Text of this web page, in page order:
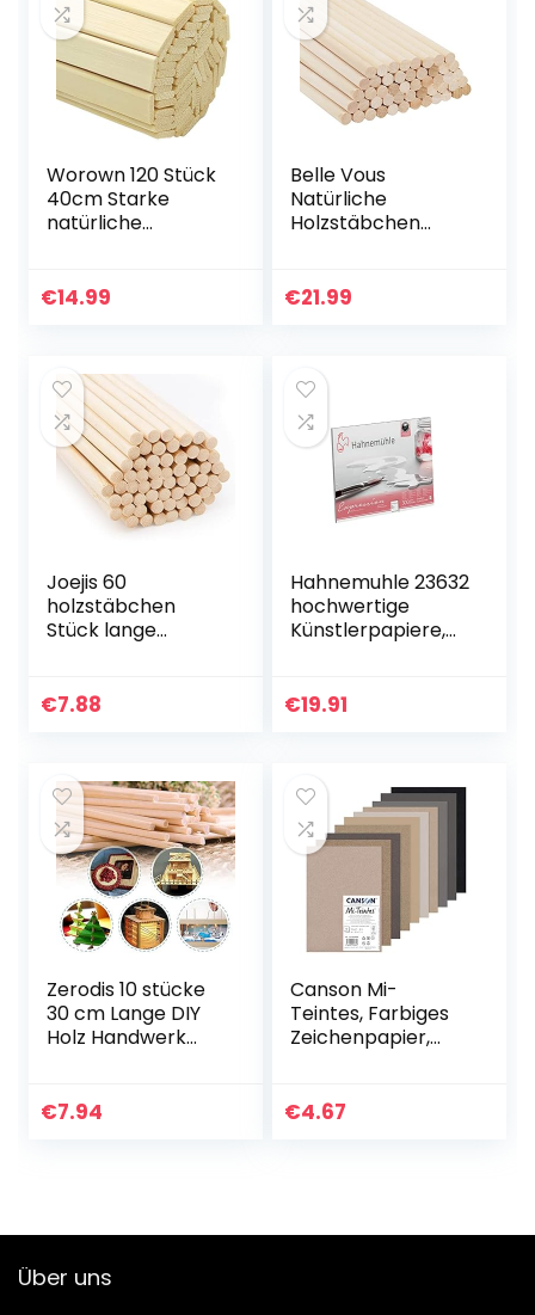
Worown 120 Stück
40cm Starke
natürliche
Extra lange
€14.99
Belle Vous
Natürliche
Holzstäbchen
Unbearbeitetes
€21.99
Joejis 60
holzstäbchen
Stück lange
Bambusholz
Bastelbedarf (6
mm…
€7.88
Hahnemuhle 23632
hochwertige
Künstlerpapiere,
€19.91
Zerodis 10 stücke
30 cm Lange DIY
Holz Handwerk
Bambusstäbe zum
€7.94
Canson Mi-
Teintes, Farbiges
Zeichenpapier,
Struktur und feine
€4.67
Über uns